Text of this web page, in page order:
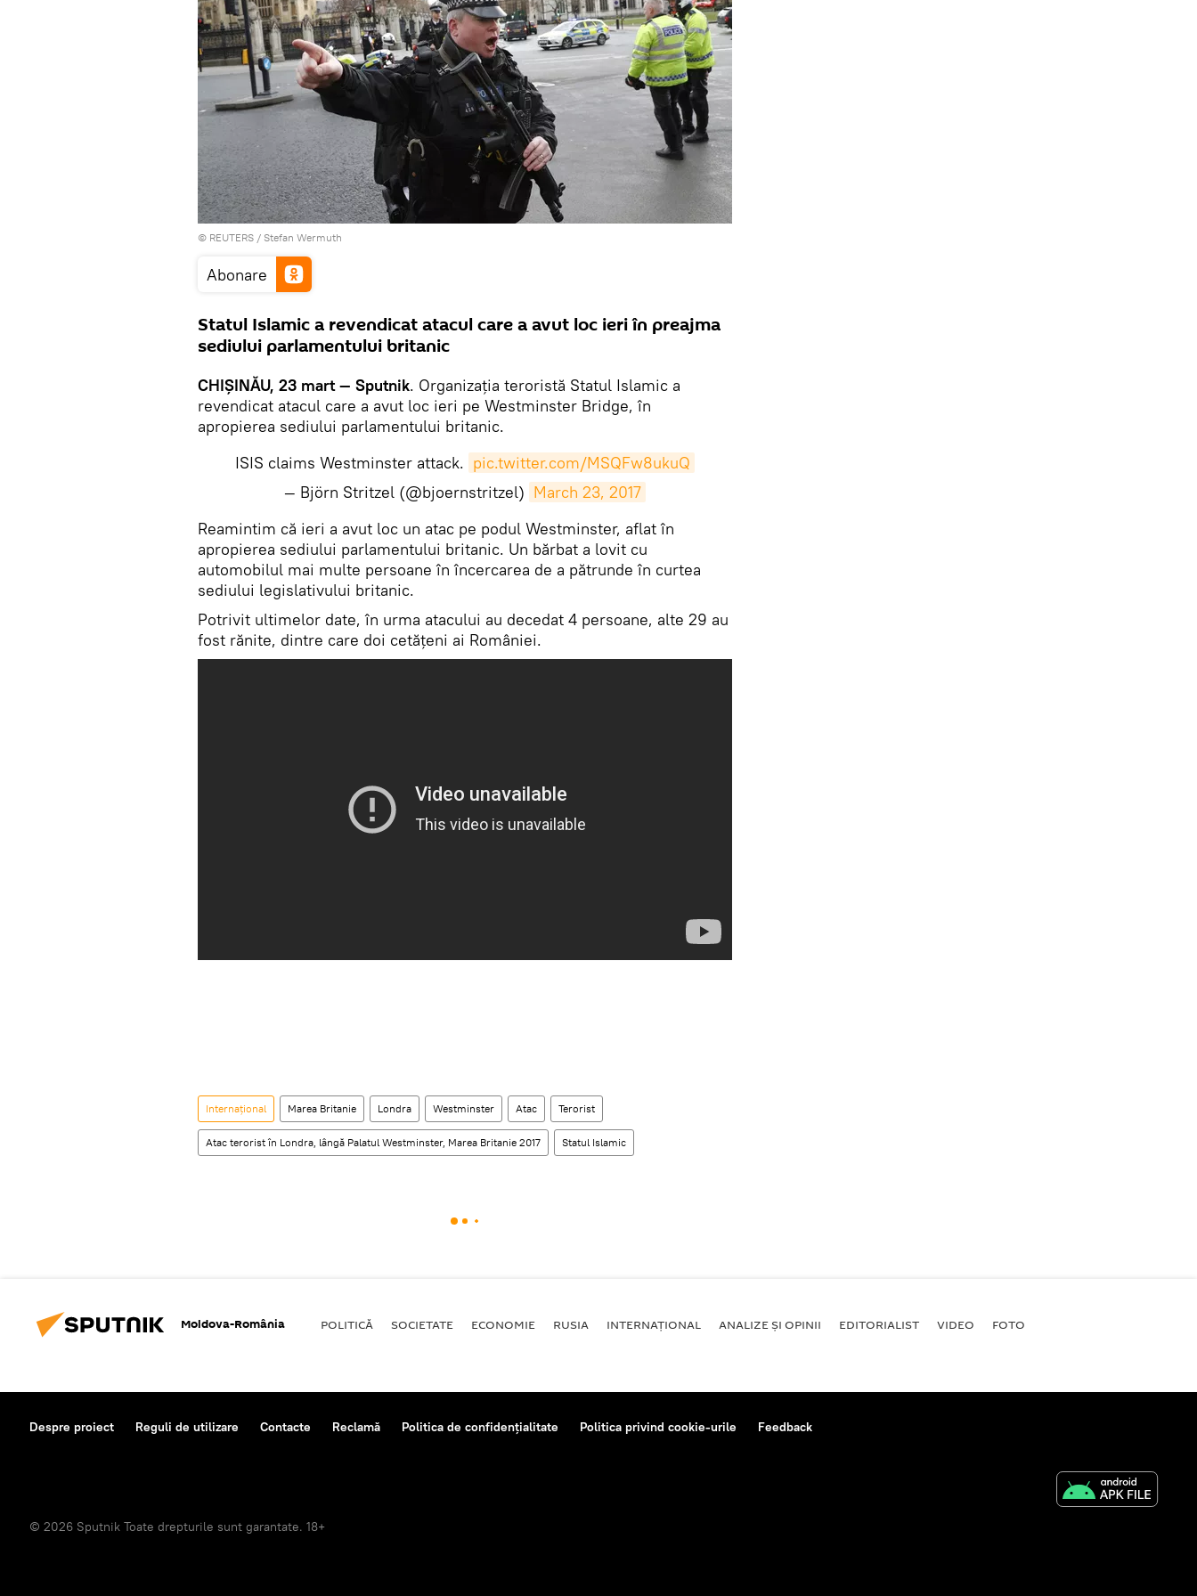
© REUTERS / Stefan Wermuth
Abonare
Statul Islamic a revendicat atacul care a avut loc ieri în preajma
sediului parlamentului britanic
CHIȘINĂU, 23 mart — Sputnik. Organizația teroristă Statul Islamic a
revendicat atacul care a avut loc ieri pe Westminster Bridge, în
apropierea sediului parlamentului britanic.
ISIS claims Westminster attack. pic.twitter.com/MSQFw8ukuQ
— Björn Stritzel (@bjoernstritzel) March 23, 2017
​Reamintim că ieri a avut loc un atac pe podul Westminster, aflat în
apropierea sediului parlamentului britanic. Un bărbat a lovit cu
automobilul mai multe persoane în încercarea de a pătrunde în curtea
sediului legislativului britanic.
Potrivit ultimelor date, în urma atacului au decedat 4 persoane, alte 29 au
fost rănite, dintre care doi cetățeni ai României.
Internaţional Marea Britanie Londra Westminster Atac Terorist
Atac terorist în Londra, lângă Palatul Westminster, Marea Britanie 2017 Statul Islamic
Moldova-România POLITICĂ SOCIETATE ECONOMIE RUSIA INTERNAŢIONAL ANALIZE ȘI OPINII EDITORIALIST VIDEO FOTO
Despre proiect Reguli de utilizare Contacte Reclamă Politica de confidențialitate Politica privind cookie-urile Feedback
© 2026 Sputnik Toate drepturile sunt garantate. 18+